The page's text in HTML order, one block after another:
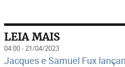
LEIA MAIS
04:00 - 21/04/2023
Jacques e Samuel Fux